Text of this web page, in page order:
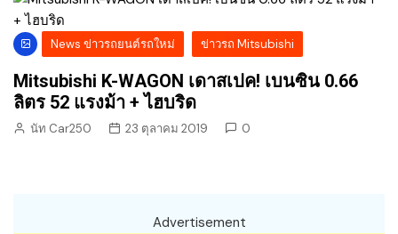
News ข่าวรถยนต์รถใหม่ ข่าวรถ Mitsubishi
Mitsubishi K-WAGON เดาสเปค! เบนซิน 0.66
ลิตร 52 แรงม้า + ไฮบริด
นัท Car250 23 ตุลาคม 2019 0
Advertisement